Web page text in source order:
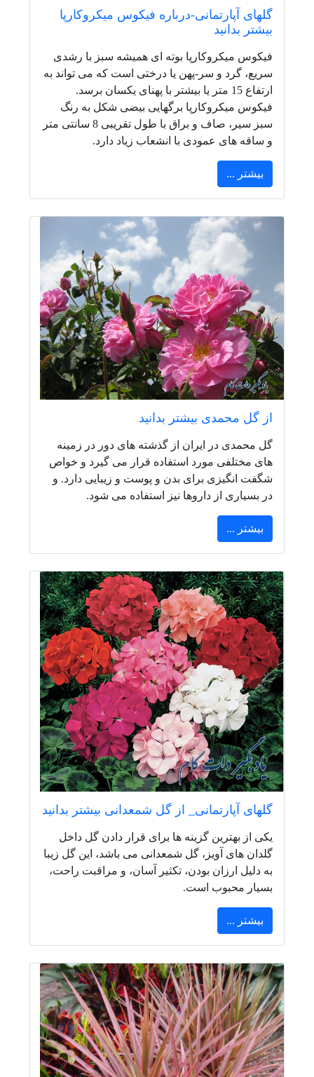
گلهای آپارتمانی-درباره فیکوس میکروکارپا
بیشتر بدانید
فیکوس میکروکارپا بوته ای همیشه سبز با رشدی
سریع، گرد و سر-پهن یا درختی است که می تواند به
ارتفاع 15 متر یا بیشتر با پهنای یکسان برسد.
فیکوس میکروکارپا برگهایی بیضی شکل به رنگ
سبز سیر، صاف و براق با طول تقریبی 8 سانتی متر
و ساقه های عمودی با انشعاب زیاد دارد.
بیشتر ...
از گل محمدی بیشتر بدانید
گل محمدی در ایران از گذشته های دور در زمینه
های مختلفی مورد استفاده قرار می گیرد و خواص
شگفت انگیزی برای بدن و پوست و زیبایی دارد. و
در بسیاری از داروها نیز استفاده می شود.
بیشتر ...
گلهای آپارتمانی_ از گل شمعدانی بیشتر بدانید
یکی از بهترین گزینه ها برای قرار دادن گل داخل
گلدان های آویز، گل شمعدانی می باشد، این گل زیبا
به دلیل ارزان بودن، تکثیر آسان، و مراقبت راحت،
بسیار محبوب است.
بیشتر ...